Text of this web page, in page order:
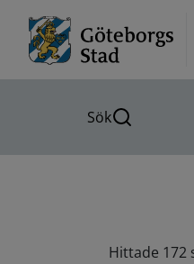
Sök
Hittade 172